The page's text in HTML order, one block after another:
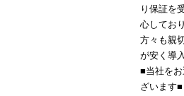
り保証を
心してお
方々も親
が安く導
■当社を
ざいます■